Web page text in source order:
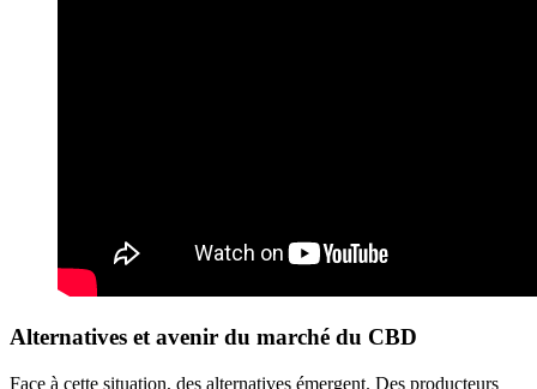
Alternatives et avenir du marché du CBD
Face à cette situation, des alternatives émergent. Des producteurs